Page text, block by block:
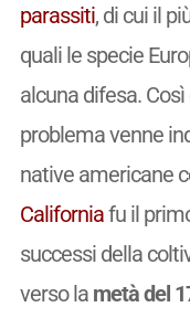
parassiti, di cui il
quali le specie
alcuna difesa.
problema venne
native americane
Californiafu il
successi della
verso la metà del